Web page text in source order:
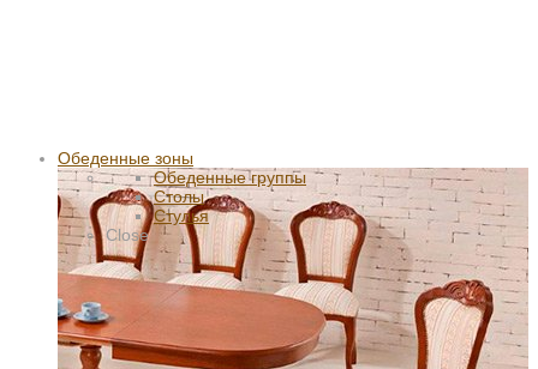
Обеденные зоны
Обеденные группы
Столы
Стулья
Close